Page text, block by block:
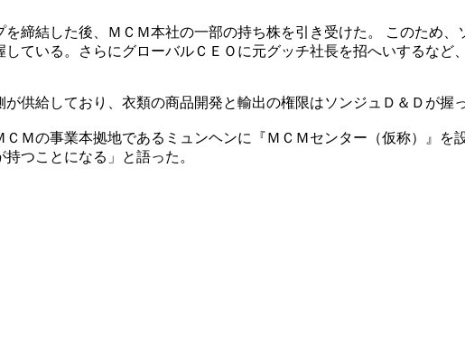
締結した後、ＭＣＭ本社の一部の持ち株を引き受けた。 このため
ている。さらにグローバルＣＥＯに元グッチ社長を招へいするなど
供給しており、衣類の商品開発と輸出の権限はソンジュＤ＆Ｄが握
Ｍの事業本拠地であるミュンヘンに『ＭＣＭセンター（仮称）』を
つことになる」と語った。